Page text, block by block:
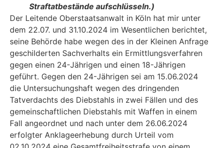
Straftatbestände aufschlüsseln.)
Der Leitende Oberstaatsanwalt in Köln hat mir unter
dem 22.07. und 31.10.2024 im Wesentlichen berichtet,
seine Behörde habe wegen des in der Kleinen Anfrage
geschilderten Sachverhalts ein Ermittlungsverfahren
gegen einen 24-Jährigen und einen 18-Jährigen
geführt. Gegen den 24-Jährigen sei am 15.06.2024
die Untersuchungshaft wegen des dringenden
Tatverdachts des Diebstahls in zwei Fällen und des
gemeinschaftlichen Diebstahls mit Waffen in einem
Fall angeordnet und nach unter dem 26.06.2024
erfolgter Anklageerhebung durch Urteil vom